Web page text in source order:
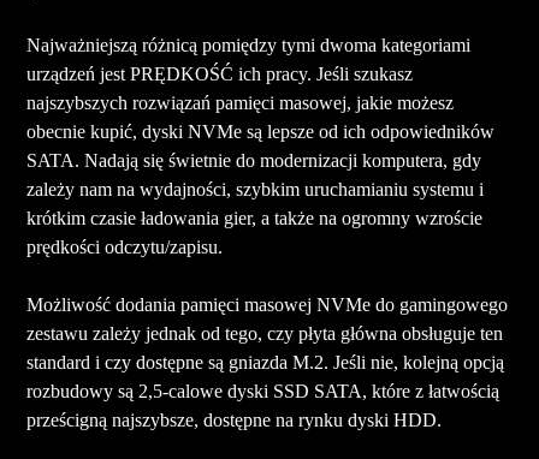
Najważniejszą różnicą pomiędzy tymi dwoma kategoriami
urządzeń jest PRĘDKOŚĆ ich pracy. Jeśli szukasz
najszybszych rozwiązań pamięci masowej, jakie możesz
obecnie kupić, dyski NVMe są lepsze od ich odpowiedników
SATA. Nadają się świetnie do modernizacji komputera, gdy
zależy nam na wydajności, szybkim uruchamianiu systemu i
krótkim czasie ładowania gier, a także na ogromny wzroście
prędkości odczytu/zapisu.
Możliwość dodania pamięci masowej NVMe do gamingowego
zestawu zależy jednak od tego, czy płyta główna obsługuje ten
standard i czy dostępne są gniazda M.2. Jeśli nie, kolejną opcją
rozbudowy są 2,5-calowe dyski SSD SATA, które z łatwością
prześcigną najszybsze, dostępne na rynku dyski HDD.